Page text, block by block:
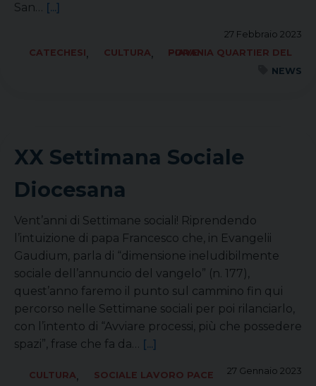
San… [...]
27 Febbraio 2023
CATECHESI, CULTURA,
FORANIA QUARTIER DEL PIAVE
NEWS
XX Settimana Sociale
Diocesana
Vent’anni di Settimane sociali! Riprendendo
l’intuizione di papa Francesco che, in Evangelii
Gaudium, parla di “dimensione ineludibilmente
sociale dell’annuncio del vangelo” (n. 177),
quest’anno faremo il punto sul cammino fin qui
percorso nelle Settimane sociali per poi rilanciarlo,
con l’intento di “Avviare processi, più che possedere
spazi”, frase che fa da… [...]
27 Gennaio 2023
CULTURA, SOCIALE LAVORO PACE